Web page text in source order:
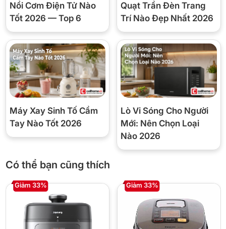
Nồi Cơm Điện Tử Nào
Tốt 2026 — Top 6
Quạt Trần Đèn Trang
Trí Nào Đẹp Nhất 2026
Máy Xay Sinh Tố Cầm
Tay Nào Tốt 2026
Lò Vi Sóng Cho Người
Mới: Nên Chọn Loại
Nào 2026
Có thể bạn cũng thích
Giảm 33% Giảm 33%